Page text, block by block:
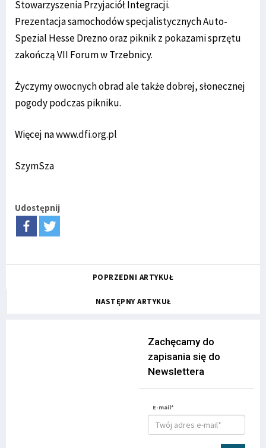
Stowarzyszenia Przyjaciół Integracji.
Prezentacja samochodów specjalistycznych Auto-
Spezial Hesse Drezno oraz piknik z pokazami sprzętu
zakończą VII Forum w Trzebnicy.
Życzymy owocnych obrad ale także dobrej, słonecznej
pogody podczas pikniku.
Więcej nawww.dfi.org.pl
SzymSza
Udostępnij
POPRZEDNI ARTYKUŁ
NASTĘPNY ARTYKUŁ
Zachęcamy do
zapisania się do
Newslettera
E-mail*